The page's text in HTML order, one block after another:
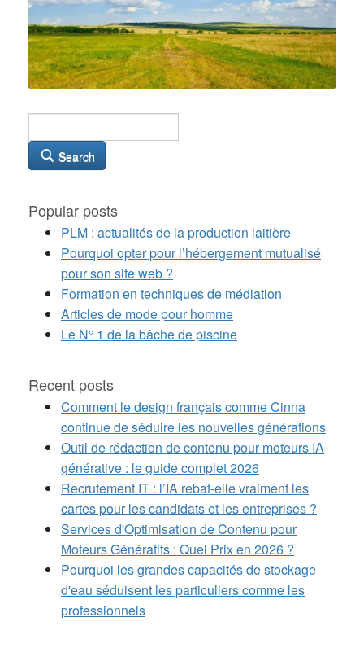
Search
Popular posts
PLM : actualités de la production laitière
Pourquoi opter pour l’hébergement mutualisé
pour son site web ?
Formation en techniques de médiation
Articles de mode pour homme
Le N° 1 de la bâche de piscine
Recent posts
Comment le design français comme Cinna
continue de séduire les nouvelles générations
Outil de rédaction de contenu pour moteurs IA
générative : le guide complet 2026
Recrutement IT : l’IA rebat-elle vraiment les
cartes pour les candidats et les entreprises ?
Services d'Optimisation de Contenu pour
Moteurs Génératifs : Quel Prix en 2026 ?
Pourquoi les grandes capacités de stockage
d'eau séduisent les particuliers comme les
professionnels